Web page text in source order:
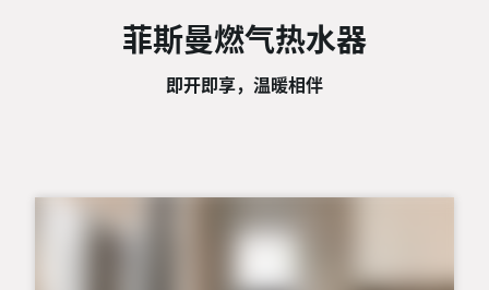
菲斯曼燃气热水器
即开即享，温暖相伴